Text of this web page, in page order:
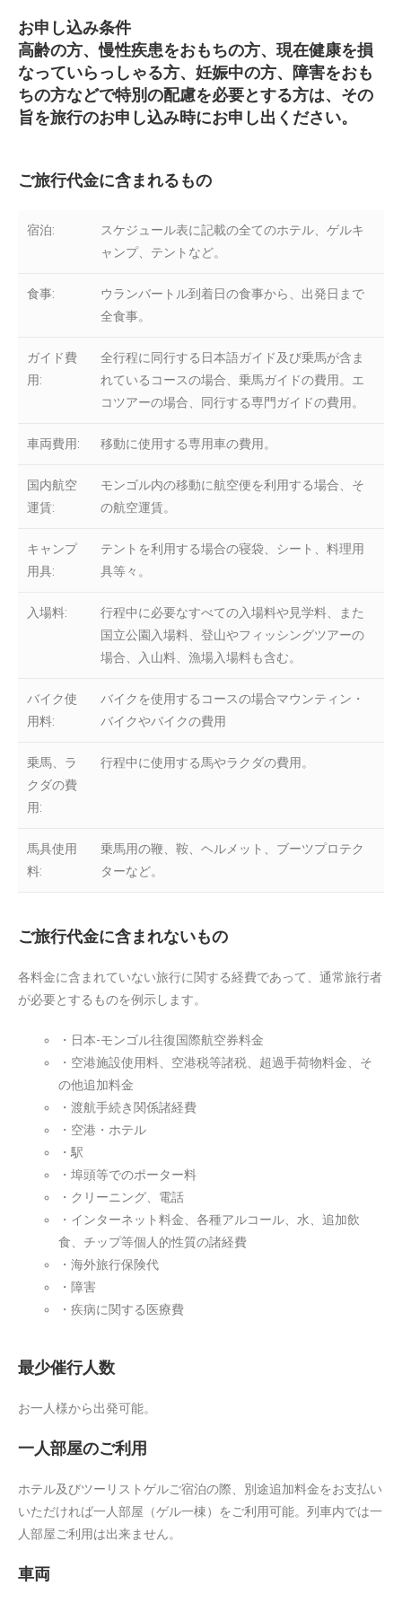
お申し込み条件
高齢の方、慢性疾患をおもちの方、現在健康を損
なっていらっしゃる方、妊娠中の方、障害をおも
ちの方などで特別の配慮を必要とする方は、その
旨を旅行のお申し込み時にお申し出ください。
ご旅行代金に含まれるもの
宿泊:
スケジュール表に記載の全てのホテル、ゲルキ
ャンプ、テントなど。
食事:
ウランバートル到着日の食事から、出発日まで
全食事。
ガイド費
用:
全行程に同行する日本語ガイド及び乗馬が含ま
れているコースの場合、乗馬ガイドの費用。エ
コツアーの場合、同行する専門ガイドの費用。
車両費用: 移動に使用する専用車の費用。
国内航空
運賃:
モンゴル内の移動に航空便を利用する場合、そ
の航空運賃。
キャンプ
用具:
テントを利用する場合の寝袋、シート、料理用
具等々。
入場料:
行程中に必要なすべての入場料や見学料、また
国立公園入場料、登山やフィッシングツアーの
場合、入山料、漁場入場料も含む。
バイク使
用料:
バイクを使用するコースの場合マウンティン・
バイクやバイクの費用
乗馬、ラ
クダの費
用:
行程中に使用する馬やラクダの費用。
馬具使用
料:
乗馬用の鞭、鞍、ヘルメット、ブーツプロテク
ターなど。
ご旅行代金に含まれないもの
各料金に含まれていない旅行に関する経費であって、通常旅行者
が必要とするものを例示します。
・日本-モンゴル往復国際航空券料金
・空港施設使用料、空港税等諸税、超過手荷物料金、そ
の他追加料金
・渡航手続き関係諸経費
・空港・ホテル
・駅
・埠頭等でのポーター料
・クリーニング、電話
・インターネット料金、各種アルコール、水、追加飲
食、チップ等個人的性質の諸経費
・海外旅行保険代
・障害
・疾病に関する医療費
最少催行人数
お一人様から出発可能。
一人部屋のご利用
ホテル及びツーリストゲルご宿泊の際、別途追加料金をお支払い
いただければ一人部屋（ゲル一棟）をご利用可能。列車内では一
人部屋ご利用は出来ません。
車両